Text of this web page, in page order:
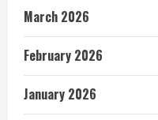
March 2026
February 2026
January 2026